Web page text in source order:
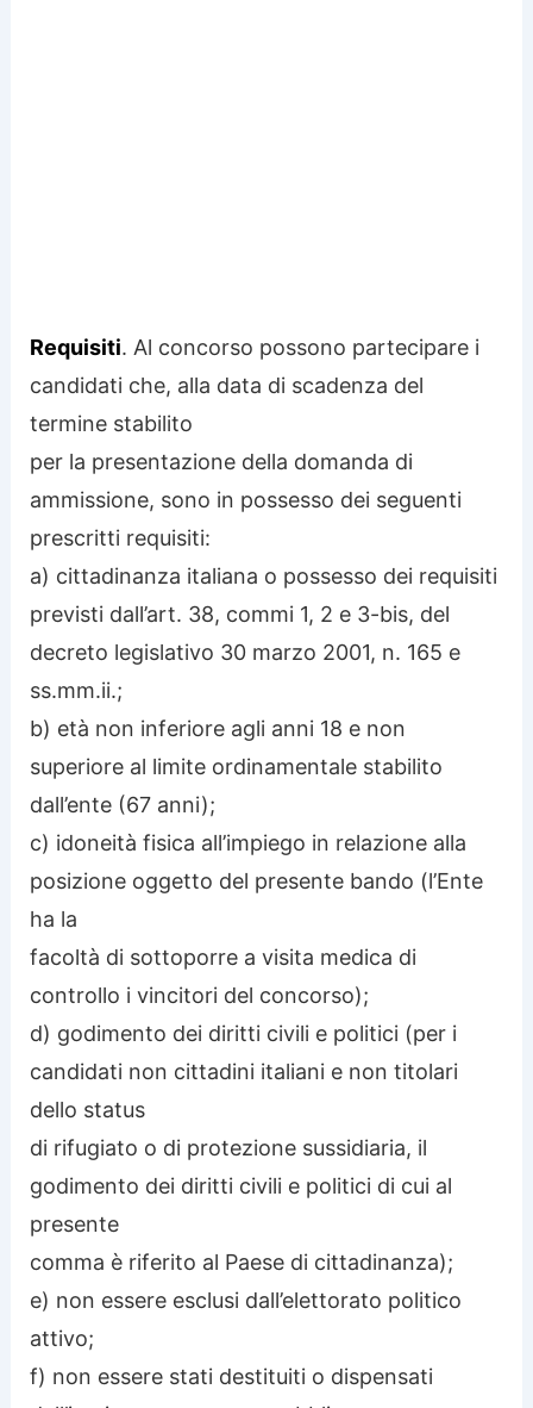
Requisiti. Al concorso possono partecipare i
candidati che, alla data di scadenza del
termine stabilito
per la presentazione della domanda di
ammissione, sono in possesso dei seguenti
prescritti requisiti:
a) cittadinanza italiana o possesso dei requisiti
previsti dall’art. 38, commi 1, 2 e 3-bis, del
decreto legislativo 30 marzo 2001, n. 165 e
ss.mm.ii.;
b) età non inferiore agli anni 18 e non
superiore al limite ordinamentale stabilito
dall’ente (67 anni);
c) idoneità fisica all’impiego in relazione alla
posizione oggetto del presente bando (l’Ente
ha la
facoltà di sottoporre a visita medica di
controllo i vincitori del concorso);
d) godimento dei diritti civili e politici (per i
candidati non cittadini italiani e non titolari
dello status
di rifugiato o di protezione sussidiaria, il
godimento dei diritti civili e politici di cui al
presente
comma è riferito al Paese di cittadinanza);
e) non essere esclusi dall’elettorato politico
attivo;
f) non essere stati destituiti o dispensati